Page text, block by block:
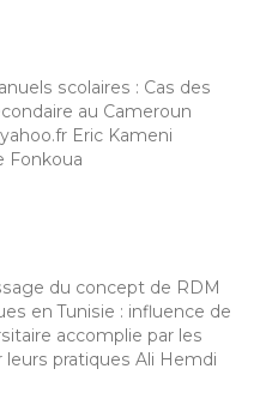
scolaires : Cas des
au Cameroun
Eric Kameni
Fonkoua
du concept de RDM
en Tunisie : influence de
accomplie par les
pratiques Ali Hemdi